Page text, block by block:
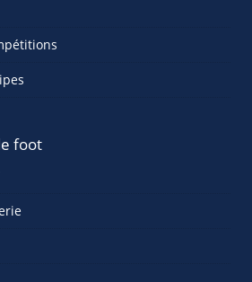
foot